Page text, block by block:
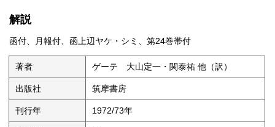
解説
函付、月報付、函上辺ヤケ・シミ、第24巻帯付
著者 ゲーテ 大山定一・関泰祐 他（訳）
出版社 筑摩書房
刊行年 1972/73年